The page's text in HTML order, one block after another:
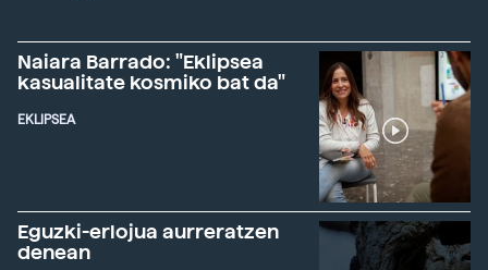
Naiara Barrado: "Eklipsea
kasualitate kosmiko bat da"
EKLIPSEA
Eguzki-erlojua aurreratzen
denean